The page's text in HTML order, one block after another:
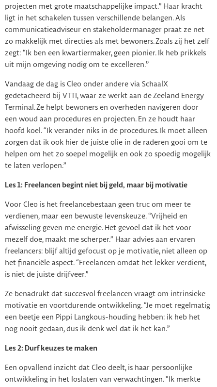
projecten met grote maatschappelijke impact.” Haar kracht
ligt in het schakelen tussen verschillende belangen. Als
communicatieadviseur en stakeholdermanager praat ze net
zo makkelijk met directies als met bewoners. Zoals zij het zelf
zegt: “Ik ben een kwartiermaker, geen pionier. Ik heb prikkels
uit mijn omgeving nodig om te excelleren.’’
Vandaag de dag is Cleo onder andere via SchaalX
gedetacheerd bij VTTI, waar ze werkt aan de Zeeland Energy
Terminal. Ze helpt bewoners en overheden navigeren door
een woud aan procedures en projecten. En ze houdt haar
hoofd koel. “Ik verander niks in de procedures. Ik moet alleen
zorgen dat ik ook hier de juiste olie in de raderen gooi om te
helpen om het zo soepel mogelijk en ook zo spoedig mogelijk
te laten verlopen.”
Les 1: Freelancen begint niet bij geld, maar bij motivatie
Voor Cleo is het freelancebestaan geen truc om meer te
verdienen, maar een bewuste levenskeuze. “Vrijheid en
afwisseling geven me energie. Het gevoel dat ik het voor
mezelf doe, maakt me scherper.” Haar advies aan ervaren
freelancers: blijf altijd gefocust op je motivatie, niet alleen op
het financiële aspect. “Freelancen omdat het lekker verdient,
is niet de juiste drijfveer.”
Ze benadrukt dat succesvol freelancen vraagt om intrinsieke
motivatie en voortdurende ontwikkeling. “Je moet regelmatig
een beetje een Pippi Langkous-houding hebben: ik heb het
nog nooit gedaan, dus ik denk wel dat ik het kan.”
Les 2: Durf keuzes te maken
Een opvallend inzicht dat Cleo deelt, is haar persoonlijke
ontwikkeling in het loslaten van verwachtingen. “Ik merkte